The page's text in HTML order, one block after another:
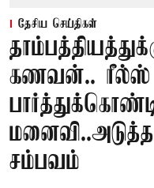
தேசிய செய்திகள்
கணவன்.. ரீல்ஸ்
சம்பவம்